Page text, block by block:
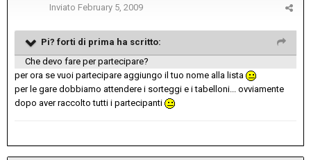
Inviato February 5, 2009
Pi? forti di prima ha scritto:
Che devo fare per partecipare?
per ora se vuoi partecipare aggiungo il tuo nome alla lista
per le gare dobbiamo attendere i sorteggi e i tabelloni... ovviamente
dopo aver raccolto tutti i partecipanti